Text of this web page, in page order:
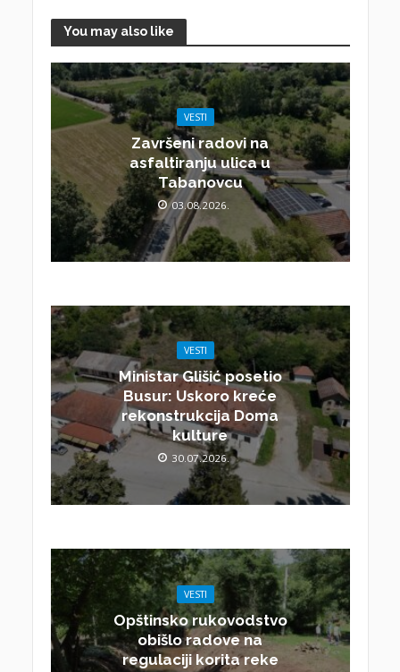
You may also like
VESTI
Završeni radovi na
asfaltiranju ulica u
Tabanovcu
03.08.2026.
VESTI
Ministar Glišić posetio
Busur: Uskoro kreće
rekonstrukcija Doma
kulture
30.07.2026.
VESTI
Opštinsko rukovodstvo
obišlo radove na
regulaciji korita reke